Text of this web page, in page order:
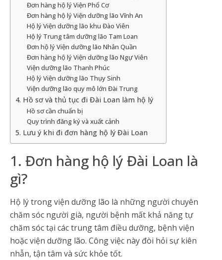
Đơn hàng hộ lý Viện Phổ Cơ
Đơn hàng hộ lý Viện dưỡng lão Vĩnh An
Hộ lý Viện dưỡng lão khu Đào Viên
Hộ lý Trung tâm dưỡng lão Tam Loan
Đơn hộ lý Viện dưỡng lão Nhân Quần
Đơn hàng hộ lý Viện dưỡng lão Ngự Viên
Viện dưỡng lão Thanh Phúc
Hộ lý Viện dưỡng lão Thụy Sinh
Viện dưỡng lão quy mô lớn Đài Trung
4. Hồ sơ và thủ tục đi Đài Loan làm hộ lý
Hồ sơ cần chuẩn bị
Quy trình đăng ký và xuất cảnh
5. Lưu ý khi đi đơn hàng hộ lý Đài Loan
1. Đơn hàng hộ lý Đài Loan là
gì?
Hộ lý trong viện dưỡng lão là những người chuyên
chăm sóc người già, người bệnh mất khả năng tự
chăm sóc tại các trung tâm điều dưỡng, bệnh viện
hoặc viện dưỡng lão. Công việc này đòi hỏi sự kiên
nhẫn, tận tâm và sức khỏe tốt.